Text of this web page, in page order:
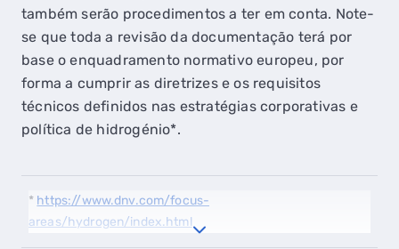
também serão procedimentos a ter em conta. Note-
se que toda a revisão da documentação terá por
base o enquadramento normativo europeu, por
forma a cumprir as diretrizes e os requisitos
técnicos definidos nas estratégias corporativas e
política de hidrogénio*.
* https://www.dnv.com/focus-
areas/hydrogen/index.html